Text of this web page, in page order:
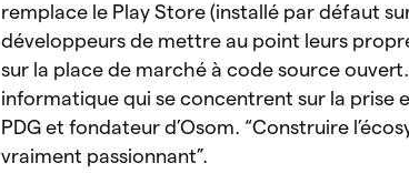
remplace le Play Store (installé par défaut
développeurs de mettre au point leurs
sur la place de marché à code source
informatique qui se concentrent sur la prise
PDG et fondateur d’Osom. “Construire
vraiment passionnant”.